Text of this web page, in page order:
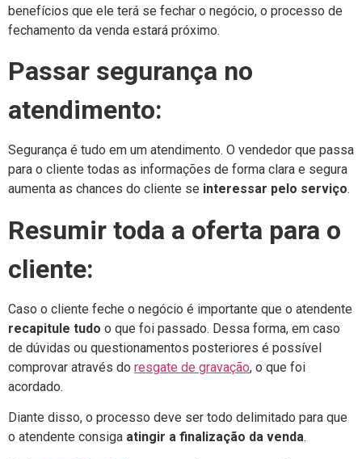
benefícios que ele terá se fechar o negócio, o processo de
fechamento da venda estará próximo.
Passar segurança no
atendimento:
Segurança é tudo em um atendimento. O vendedor que passa
para o cliente todas as informações de forma clara e segura
aumenta as chances do cliente se interessar pelo serviço.
Resumir toda a oferta para o
cliente:
Caso o cliente feche o negócio é importante que o atendente
recapitule tudo o que foi passado. Dessa forma, em caso
de dúvidas ou questionamentos posteriores é possível
comprovar através do resgate de gravação, o que foi
acordado.
Diante disso, o processo deve ser todo delimitado para que
o atendente consiga atingir a finalização da venda.